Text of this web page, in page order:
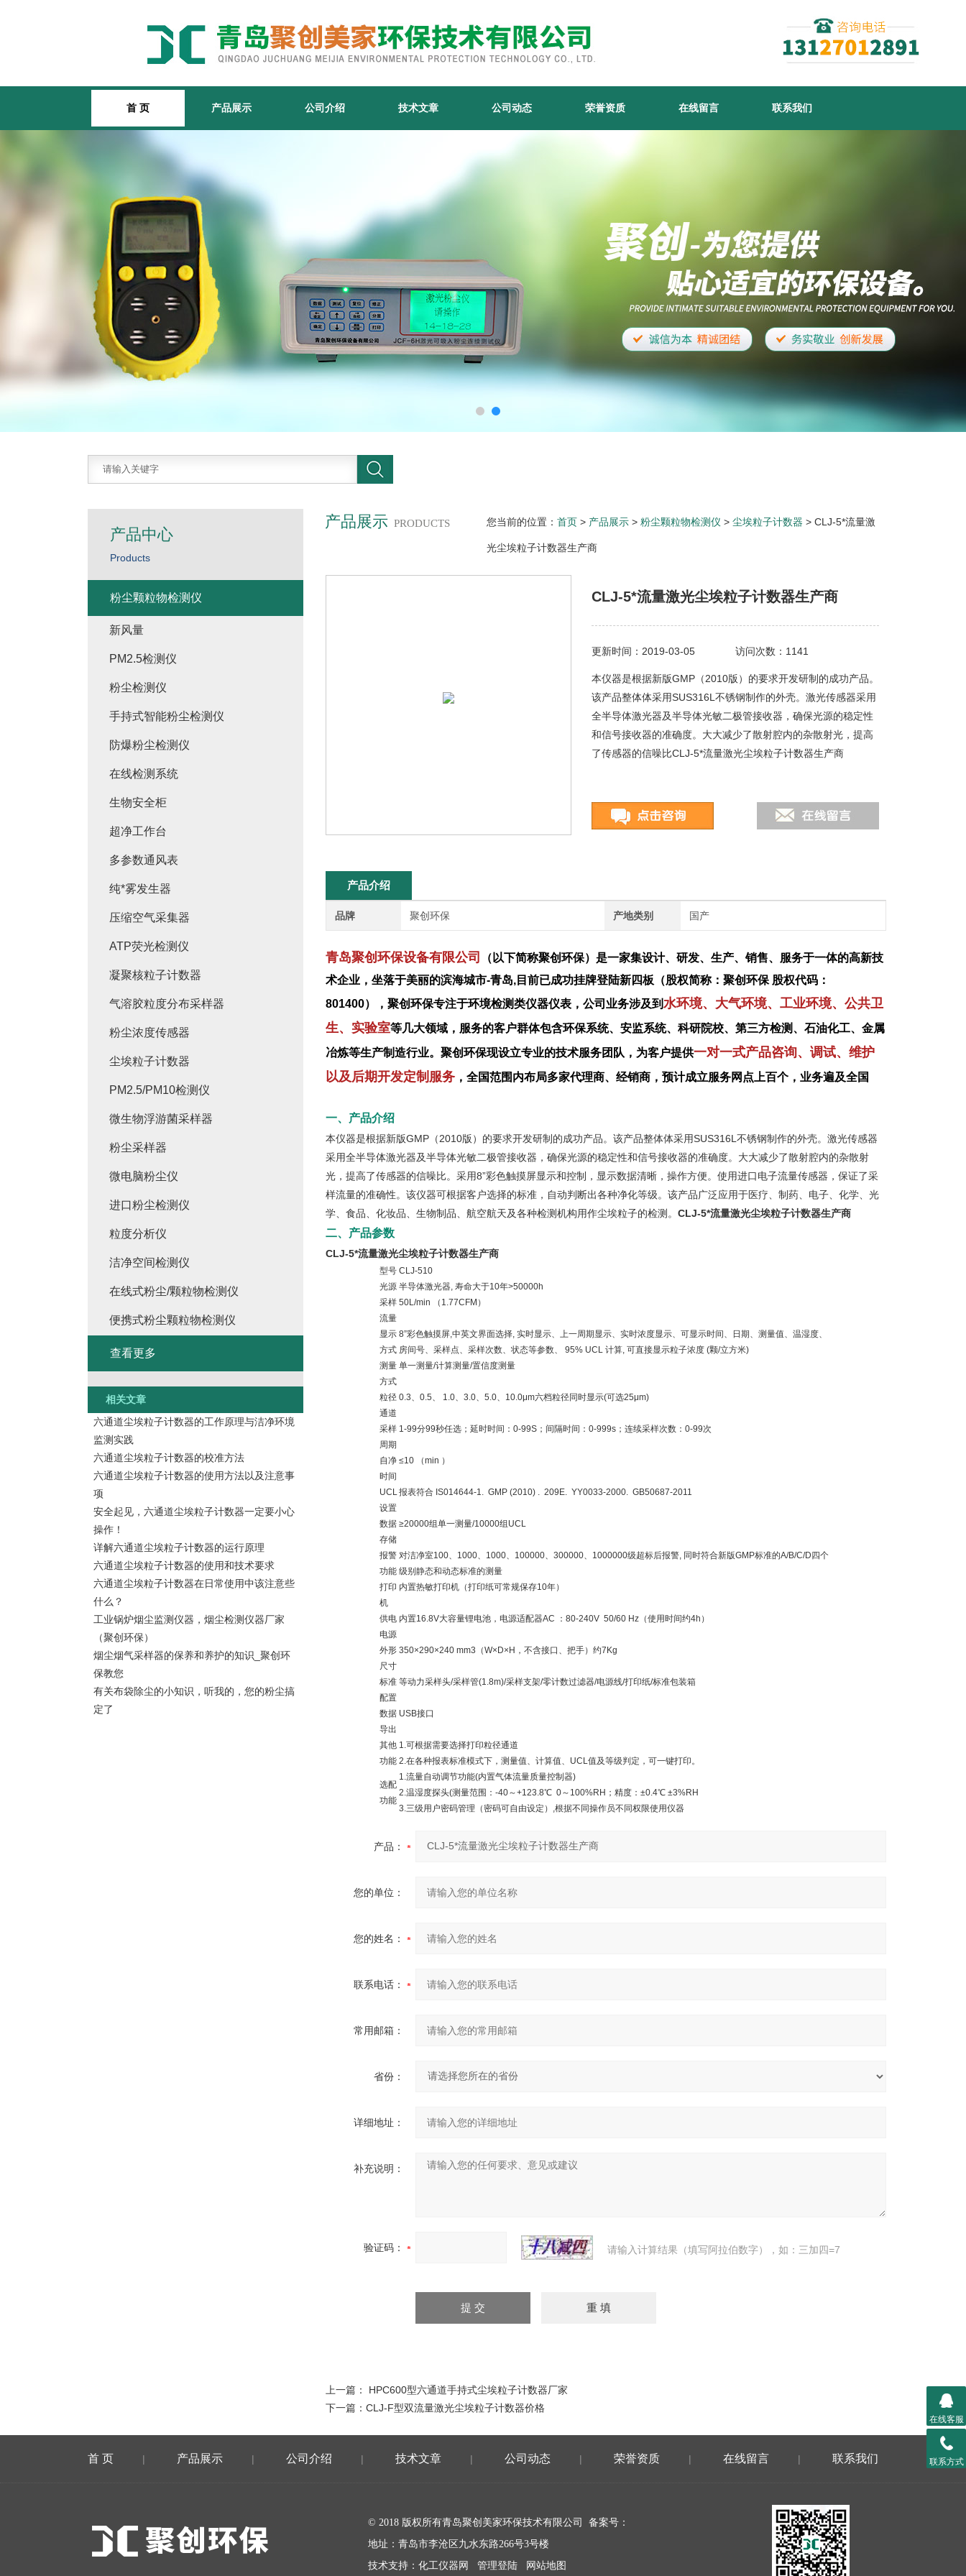
首 页 产品展示 公司介绍 技术文章 公司动态 荣誉资质 在线留言 联系我们
产品展示 PRODUCTS 您当前的位置： 首页 > 产品展示 > 粉尘颗粒物检测仪 > 尘埃粒子计数器 > CLJ-5*流量激
光尘埃粒子计数器生产商
CLJ-5*流量激光尘埃粒子计数器生产商
更新时间：2019-03-05 访问次数：1141
本仪器是根据新版GMP（2010版）的要求开发研制的成功产品。
该产品整体体采用SUS316L不锈钢制作的外壳。激光传感器采用
全半导体激光器及半导体光敏二极管接收器，确保光源的稳定性
和信号接收器的准确度。大大减少了散射腔内的杂散射光，提高
了传感器的信噪比CLJ-5*流量激光尘埃粒子计数器生产商
产品介绍
品牌 聚创环保 产地类别 国产
青岛聚创环保设备有限公司
（以下简称聚创环保）是一家集设计、研发、生产、销售、服务于一体的高新技
术企业，坐落于美丽的滨海城市-青岛,目前已成功挂牌登陆新四板（股权简称：聚创环保 股权代码：
801400），聚创环保专注于环境检测类仪器仪表，公司业务涉及到水环境、大气环境、工业环境、公共卫
生、实验室等几大领域，服务的客户群体包含环保系统、安监系统、科研院校、第三方检测、石油化工、金属
冶炼等生产制造行业。聚创环保现设立专业的技术服务团队，为客户提供一对一式产品咨询、调试、维护
以及后期开发定制服务 ，全国范围内布局多家代理商、经销商，预计成立服务网点上百个，业务遍及全国
一、产品介绍
本仪器是根据新版GMP（2010版）的要求开发研制的成功产品。该产品整体体采用SUS316L不锈钢制作的外壳。激光传感器
采用全半导体激光器及半导体光敏二极管接收器，确保光源的稳定性和信号接收器的准确度。大大减少了散射腔内的杂散射
光，提高了传感器的信噪比。采用8”彩色触摸屏显示和控制，显示数据清晰，操作方便。使用进口电子流量传感器，保证了采
样流量的准确性。该仪器可根据客户选择的标准，自动判断出各种净化等级。该产品广泛应用于医疗、制药、电子、化学、光
学、食品、化妆品、生物制品、航空航天及各种检测机构用作尘埃粒子的检测。 CLJ-5*流量激光尘埃粒子计数器生产商
二、产品参数
CLJ-5*流量激光尘埃粒子计数器生产商
型号 CLJ-510
光源 半导体激光器, 寿命大于10年>50000h
采样
流量
50L/min （1.77CFM）
显示
方式
8”彩色触摸屏,中英文界面选择, 实时显示、上一周期显示、实时浓度显示、可显示时间、日期、测量值、温湿度、
房间号、采样点、采样次数、状态等参数、 95% UCL 计算, 可直接显示粒子浓度 (颗/立方米)
测量
方式
单一测量/计算测量/置信度测量
粒径
通道
0.3、0.5、 1.0、3.0、5.0、10.0μm六档粒径同时显示(可选25μm)
采样
周期
1-99分99秒任选；延时时间：0-99S；间隔时间：0-999s；连续采样次数：0-99次
自净
时间
≤10 （min ）
UCL
设置
报表符合 IS014644-1. GMP (2010) . 209E. YY0033-2000. GB50687-2011
数据
存储
≥20000组单一测量/10000组UCL
报警
功能
对洁净室100、1000、1000、100000、300000、1000000级超标后报警, 同时符合新版GMP标准的A/B/C/D四个
级别静态和动态标准的测量
打印
机
内置热敏打印机（打印纸可常规保存10年）
供电
电源
内置16.8V大容量锂电池，电源适配器AC ：80-240V 50/60 Hz（使用时间约4h）
外形
尺寸
350×290×240 mm3（W×D×H，不含接口、把手）约7Kg
标准
配置
等动力采样头/采样管(1.8m)/采样支架/零计数过滤器/电源线/打印纸/标准包装箱
数据
导出
USB接口
其他
功能
1.可根据需要选择打印粒径通道
2.在各种报表标准模式下，测量值、计算值、UCL值及等级判定，可一键打印。
选配
功能
1.流量自动调节功能(内置气体流量质量控制器)
2.温湿度探头(测量范围：-40～+123.8℃ 0～100%RH；精度：±0.4℃ ±3%RH
3.三级用户密码管理（密码可自由设定）,根据不同操作员不同权限使用仪器
产品：
您的单位：
您的姓名：
联系电话：
常用邮箱：
省份：
详细地址：
补充说明：
验证码： 请输入计算结果（填写阿拉伯数字），如：三加四=7
上一篇： HPC600型六通道手持式尘埃粒子计数器厂家
下一篇： CLJ-F型双流量激光尘埃粒子计数器价格
产品中心
Products
粉尘颗粒物检测仪
新风量
PM2.5检测仪
粉尘检测仪
手持式智能粉尘检测仪
防爆粉尘检测仪
在线检测系统
生物安全柜
超净工作台
多参数通风表
纯*雾发生器
压缩空气采集器
ATP荧光检测仪
凝聚核粒子计数器
气溶胶粒度分布采样器
粉尘浓度传感器
尘埃粒子计数器
PM2.5/PM10检测仪
微生物浮游菌采样器
粉尘采样器
微电脑粉尘仪
进口粉尘检测仪
粒度分析仪
洁净空间检测仪
在线式粉尘/颗粒物检测仪
便携式粉尘颗粒物检测仪
查看更多
相关文章
六通道尘埃粒子计数器的工作原理与洁净环境
监测实践
六通道尘埃粒子计数器的校准方法
六通道尘埃粒子计数器的使用方法以及注意事
项
安全起见，六通道尘埃粒子计数器一定要小心
操作！
详解六通道尘埃粒子计数器的运行原理
六通道尘埃粒子计数器的使用和技术要求
六通道尘埃粒子计数器在日常使用中该注意些
什么？
工业锅炉烟尘监测仪器，烟尘检测仪器厂家
（聚创环保）
烟尘烟气采样器的保养和养护的知识_聚创环
保教您
有关布袋除尘的小知识，听我的，您的粉尘搞
定了
首 页 | 产品展示 | 公司介绍 | 技术文章 | 公司动态 | 荣誉资质 | 在线留言 | 联系我们
© 2018 版权所有青岛聚创美家环保技术有限公司 备案号：
地址：青岛市李沧区九水东路266号3号楼
技术支持： 化工仪器网 管理登陆 网站地图
在线客服
联系方式